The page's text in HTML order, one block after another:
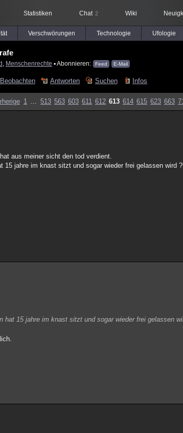
Statistiken Chat 2 Wiki
Verschwörungen Technologie Ufologie
Menschenrechte ▪ Abonnieren: Feed E-Mail
Beobachten Antworten Suchen Infos
1 ... 513 563 603 611 612 613 614 615 623 663
aus meiner sicht den tod verdient.
jahre im knast sitzt und sogar wieder frei gelassen wird ?
15 jahre im knast sitzt und sogar wieder frei gelassen